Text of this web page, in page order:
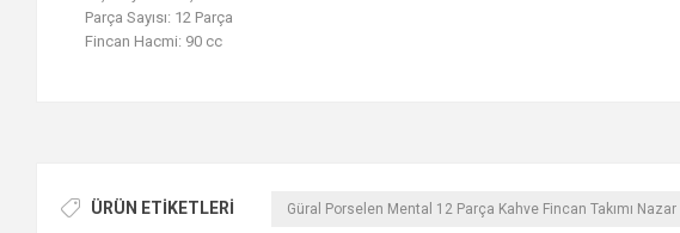
Parça Sayısı: 12 Parça
Fincan Hacmi: 90 cc
ÜRÜN ETIKETLERI Güral Porselen Mental 12 Parça Kahve Fincan Takımı Nazar